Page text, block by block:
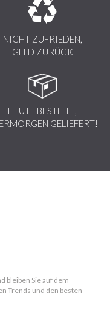
NICHT ZUFRIEDEN,
GELD ZURÜCK
HEUTE BESTELLT,
GELIEFERT!
bleiben Sie auf dem
Trends und den besten